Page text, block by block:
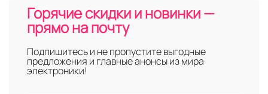
Горячие скидки и новинки —
прямо на почту
Подпишитесь и не пропустите выгодные
предложения и главные анонсы из мира
электроники!